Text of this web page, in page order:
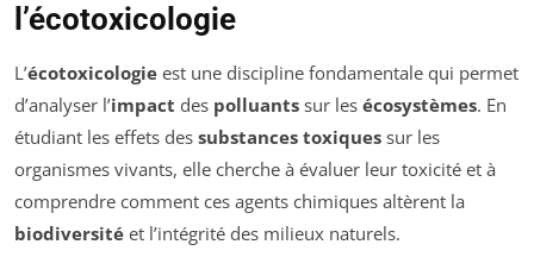
l’écotoxicologie
L’écotoxicologie est une discipline fondamentale qui permet
d’analyser l’impact des polluants sur les écosystèmes. En
étudiant les effets des substances toxiques sur les
organismes vivants, elle cherche à évaluer leur toxicité et à
comprendre comment ces agents chimiques altèrent la
biodiversité et l’intégrité des milieux naturels.